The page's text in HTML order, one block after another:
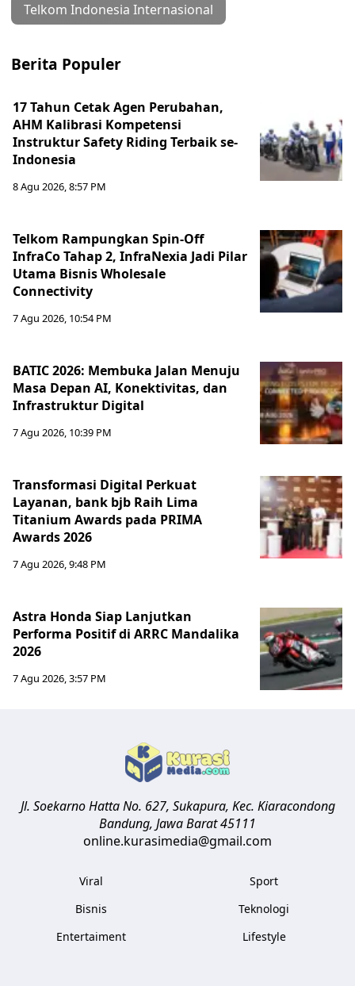
Telkom Indonesia Internasional
Berita Populer
17 Tahun Cetak Agen Perubahan,
AHM Kalibrasi Kompetensi
Instruktur Safety Riding Terbaik se-
Indonesia
8 Agu 2026, 8:57 PM
Telkom Rampungkan Spin-Off
InfraCo Tahap 2, InfraNexia Jadi Pilar
Utama Bisnis Wholesale
Connectivity
7 Agu 2026, 10:54 PM
BATIC 2026: Membuka Jalan Menuju
Masa Depan AI, Konektivitas, dan
Infrastruktur Digital
7 Agu 2026, 10:39 PM
Transformasi Digital Perkuat
Layanan, bank bjb Raih Lima
Titanium Awards pada PRIMA
Awards 2026
7 Agu 2026, 9:48 PM
Astra Honda Siap Lanjutkan
Performa Positif di ARRC Mandalika
2026
7 Agu 2026, 3:57 PM
Jl. Soekarno Hatta No. 627, Sukapura, Kec. Kiaracondong
Bandung, Jawa Barat45111
online.kurasimedia@gmail.com
Viral
Bisnis
Entertaiment
Sport
Teknologi
Lifestyle